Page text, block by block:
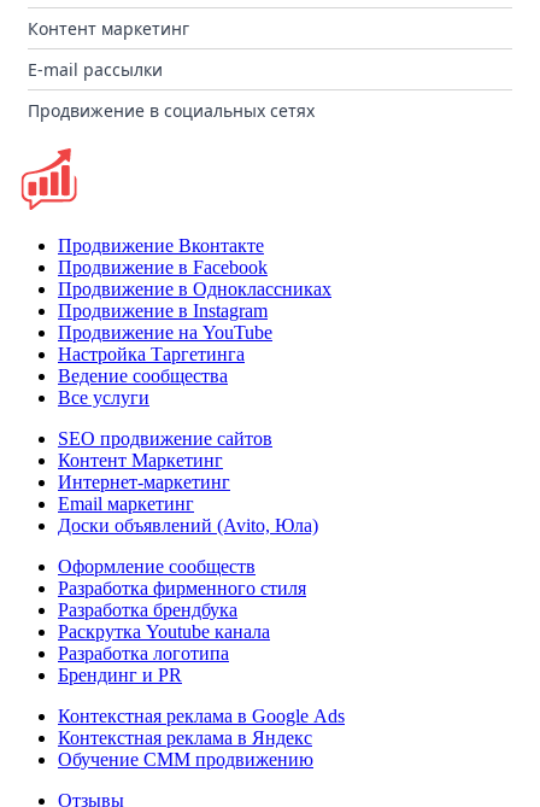
Контент маркетинг
E-mail рассылки
Продвижение в социальных сетях
Продвижение Вконтакте
Продвижение в Facebook
Продвижение в Одноклассниках
Продвижение в Instagram
Продвижение на YouTube
Настройка Таргетинга
Ведение сообщества
Все услуги
SEO продвижение сайтов
Контент Маркетинг
Интернет-маркетинг
Email маркетинг
Доски объявлений (Avito, Юла)
Оформление сообществ
Разработка фирменного стиля
Разработка брендбука
Раскрутка Youtube канала
Разработка логотипа
Брендинг и PR
Контекстная реклама в Google Ads
Контекстная реклама в Яндекс
Обучение СММ продвижению
Отзывы